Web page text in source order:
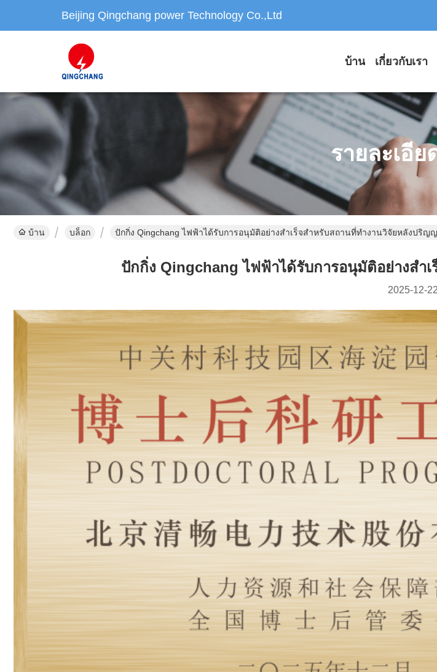
Beijing Qingchang power Technology Co.,Ltd
บ้าน เกี่ยวกับเรา
รายละเอี
บ้าน บล็อก ปักกิ่ง Qingchang ไฟฟ้าได้รับการอนุมัติอย่างสําเร็จสําหรับสถานที่ทํางานวิจัยหลังปริญญ
ปักกิ่ง Qingchang ไฟฟ้าได้รับการอนุมัติอย่างสํา
2025-12-22